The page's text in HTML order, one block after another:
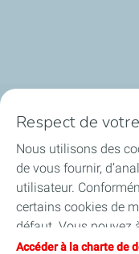
La société
Nos métiers
Soyez acteurs
Nos projets
Respect de
Nous utilisons des
de vous fournir,
utilisateur.
certains cookies de
défaut. Vous pouvez
paramètres de
Accéder à la charte de